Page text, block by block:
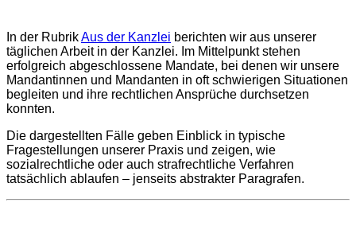
In der RubrikAus der Kanzlei berichten wir aus unserer
täglichen Arbeit in der Kanzlei. Im Mittelpunkt stehen
erfolgreich abgeschlossene Mandate, bei denen wir unsere
Mandantinnen und Mandanten in oft schwierigen Situationen
begleiten und ihre rechtlichen Ansprüche durchsetzen
konnten.
Die dargestellten Fälle geben Einblick in typische
Fragestellungen unserer Praxis und zeigen, wie
sozialrechtliche oder auch strafrechtliche Verfahren
tatsächlich ablaufen – jenseits abstrakter Paragrafen.